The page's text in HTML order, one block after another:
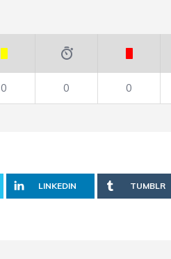
0 0 0
LINKEDIN TUMBLR